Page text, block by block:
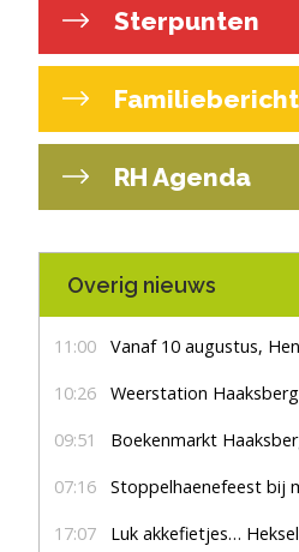
Sterpunten
RH Agenda
Overig nieuws
11:00 Vanaf 10 augustus, Hengelosestraat
10:26 Weerstation Haaksbergen:
09:51 Boekenmarkt Haaksbergen zaterdag
07:16 Stoppelhaenefeest bij
17:07 Luk akkefietjes…